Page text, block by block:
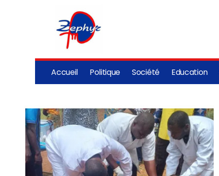
Accueil Politique Société Education